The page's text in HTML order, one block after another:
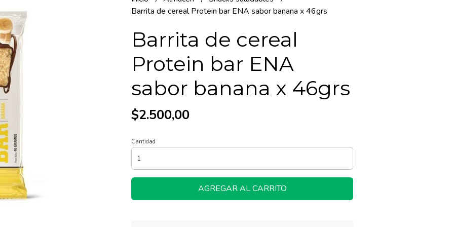
Barrita de cereal Protein bar ENA sabor banana x 46grs
Barrita de cereal
Protein bar ENA
sabor banana x 46grs
$2.500,00
Cantidad
AGREGAR AL CARRITO